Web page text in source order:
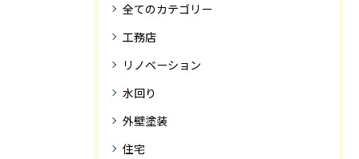
全てのカテゴリー
工務店
リノベーション
水回り
外壁塗装
住宅